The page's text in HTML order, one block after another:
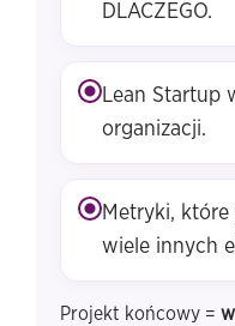
DLACZEGO.
Lean Startup
organizacji.
Metryki, które
wiele innych
Projekt końcowy =